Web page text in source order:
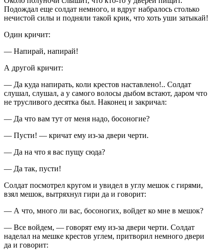
Подождал еще солдат немного, и вдруг набралось столько
нечистой силы и подняли такой крик, что хоть уши затыкай!
Один кричит:
— Напирай, напирай!
А другой кричит:
— Да куда напирать, коли крестов наставлено!.. Солдат
слушал, слушал, а у самого волосы дыбом встают, даром что
не трусливого десятка был. Наконец и закричал:
— Да что вам тут от меня надо, босоногие?
— Пусти! — кричат ему из-за двери черти.
— Да на что я вас пущу сюда?
— Да так, пусти!
Солдат посмотрел кругом и увидел в углу мешок с гирями,
взял мешок, вытряхнул гири да и говорит:
— А что, много ли вас, босоногих, войдет ко мне в мешок?
— Все войдем, — говорят ему из-за двери черти. Солдат
наделал на мешке крестов углем, притворил немного двери
да и говорит: